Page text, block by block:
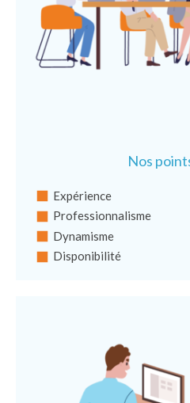
Nos
Expérience
Professionnalisme
Dynamisme
Disponibilité